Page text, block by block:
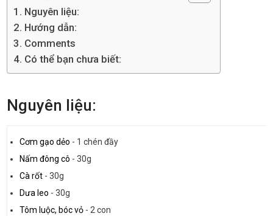
Nguyên liệu:
Hướng dẫn:
Comments
Có thể bạn chưa biết:
Nguyên liệu:
Cơm gạo dẻo - 1 chén đầy
Nấm đông cô -30g
Cà rốt -30g
Dưa leo -30g
Tôm luộc, bóc vỏ - 2 con